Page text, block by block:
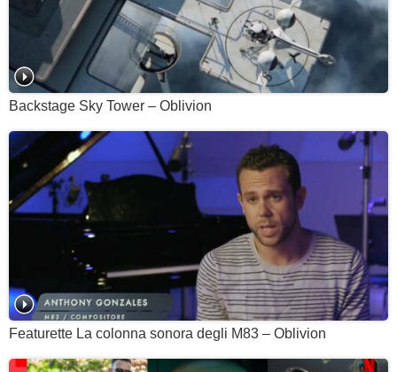
Backstage Sky Tower – Oblivion
Featurette La colonna sonora degli M83 – Oblivion